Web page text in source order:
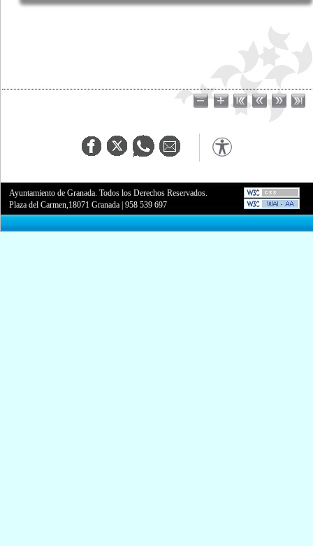
Ayuntamiento de Granada. Todos los Derechos Reservados.
Plaza del Carmen,18071 Granada |958 539 697